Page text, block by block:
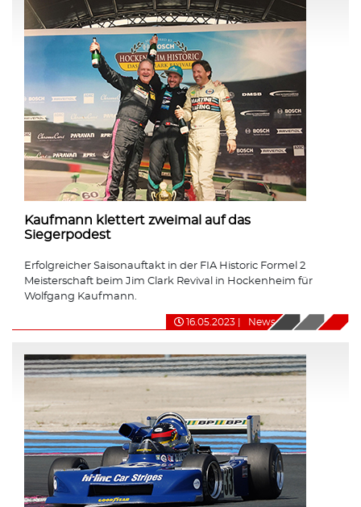
Kaufmann klettert zweimal auf das
Siegerpodest
Erfolgreicher Saisonauftakt in der FIA Historic Formel 2
Meisterschaft beim Jim Clark Revival in Hockenheim für
Wolfgang Kaufmann.
16.05.2023 News